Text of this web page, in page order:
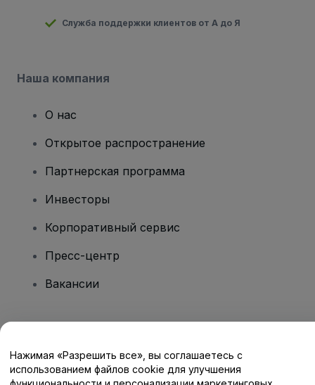
Служба поддержки клиентов от А до Я
Наша компания
О нас
Открытое распространение
Партнерская программа
Инвесторы
Корпоративный сервис
Пресс-центр
Вакансии
Центр помощи / Свяжитесь с нами
Нажимая «Разрешить все», вы соглашаетесь с
использованием файлов cookie для улучшения